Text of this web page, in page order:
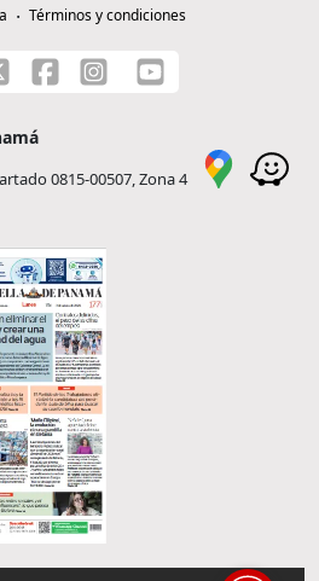
Términos y condiciones
0815-00507, Zona 4